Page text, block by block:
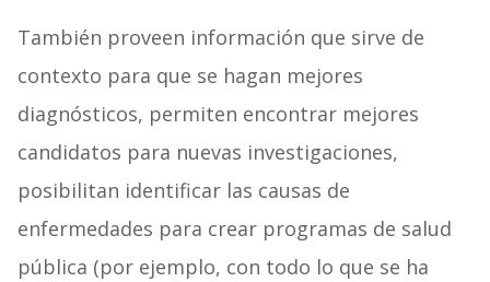
También proveen información que sirve de
contexto para que se hagan mejores
diagnósticos, permiten encontrar mejores
candidatos para nuevas investigaciones,
posibilitan identificar las causas de
enfermedades para crear programas de salud
pública (por ejemplo, con todo lo que se ha